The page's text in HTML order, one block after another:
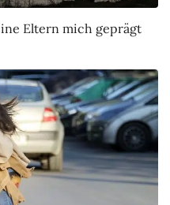
Eltern mich geprägt